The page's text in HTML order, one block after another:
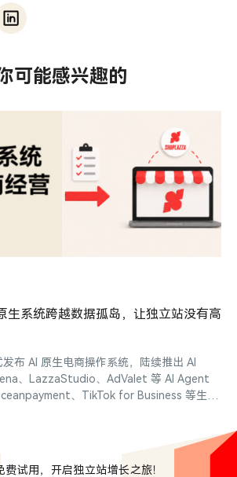
可能感兴趣的
生系统跨越数据孤岛，让独立站没有高
布 AI 原生电商操作系统，陆续推出 AI
、LazzaStudio、AdValet 等 AI Agent
、TikTok for Business 等生态
费试用，开启独立站增长之旅！